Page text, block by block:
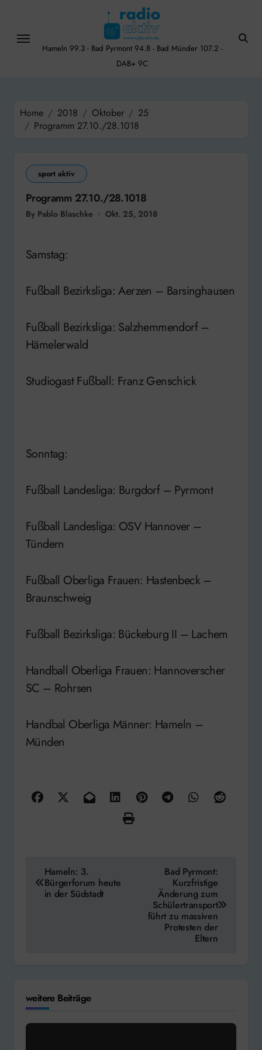
content
Hameln 99.3 - Bad Pyrmont 94.8 - Bad Münder 107.2 -
DAB+ 9C
Home 2018 Oktober
25
Programm 27.10./28.1018
sport aktiv
Programm 27.10./28.1018
By Pablo Blaschke Okt. 25, 2018
Samstag:
Fußball Bezirksliga: Aerzen – Barsinghausen
Fußball Bezirksliga: Salzhemmendorf –
Hämelerwald
Studiogast Fußball: Franz Genschick
Sonntag:
Fußball Landesliga: Burgdorf – Pyrmont
Fußball Landesliga: OSV Hannover –
Tündern
Fußball Oberliga Frauen: Hastenbeck –
Braunschweig
Fußball Bezirksliga: Bückeburg II – Lachem
Handball Oberliga Frauen: Hannoverscher
SC – Rohrsen
Handbal Oberliga Männer: Hameln –
Münden
Hameln: 3.
Bürgerforum heute
in der Südstadt
Bad Pyrmont:
Kurzfristige
Änderung zum
Schülertransport
führt zu massiven
Protesten der
Eltern
weitere Beiträge